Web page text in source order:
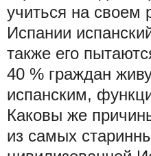
учиться на своем
Испании
также его
40 % граждан
испанским,
Каковы же
из самых